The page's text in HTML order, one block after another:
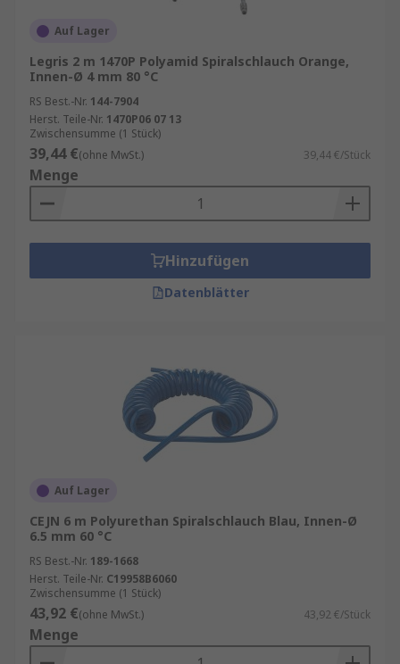
Auf Lager
Legris 2 m 1470P Polyamid Spiralschlauch Orange,
Innen-Ø 4 mm 80 °C
RS Best.-Nr. 144-7904
Herst. Teile-Nr. 1470P06 07 13
Zwischensumme (1 Stück)
39,44 €(ohne MwSt.) 39,44 €/Stück
Menge
Hinzufügen
Datenblätter
Auf Lager
CEJN 6 m Polyurethan Spiralschlauch Blau, Innen-Ø
6.5 mm 60 °C
RS Best.-Nr. 189-1668
Herst. Teile-Nr. C19958B6060
Zwischensumme (1 Stück)
43,92 €(ohne MwSt.) 43,92 €/Stück
Menge